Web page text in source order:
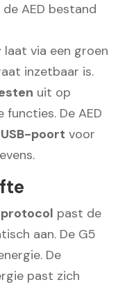
de AED bestand
laat via een groen
inzetbaar is.
uit op
De AED
USB-poort voor
past de
aan. De G5
De
past zich